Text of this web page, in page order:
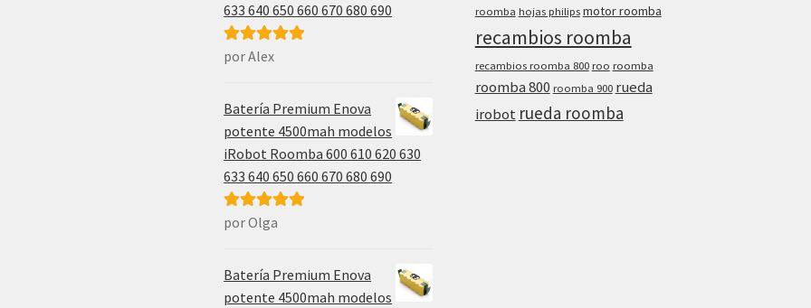
633 640 650 660 670 680 690
Valorado con
por Alex
Batería Premium Enova
potente 4500mah modelos
iRobot Roomba 600 610 620 630
633 640 650 660 670 680 690
Valorado con
por Olga
Batería Premium Enova
potente 4500mah modelos
roomba hojas philips motor roomba
recambios roomba
recambios roomba 800 roo roomba
roomba 800 roomba 900 rueda
irobot rueda roomba